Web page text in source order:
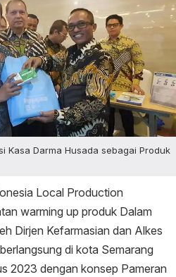
Kasa Darma Husada sebagai Produk
Local Production
warming up produk Dalam
Dirjen Kefarmasian dan Alkes
di kota Semarang
2023 dengan konsep Pameran